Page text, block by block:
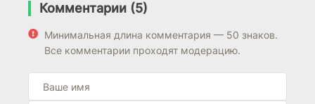
Комментарии (5)
Минимальная длина комментария — 50 знаков.
Все комментарии проходят модерацию.